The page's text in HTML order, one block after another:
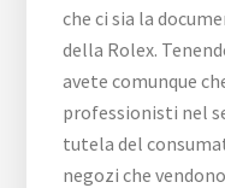
che ci sia la
della Rolex.
avete comunque
professionisti nel
tutela del
negozi che